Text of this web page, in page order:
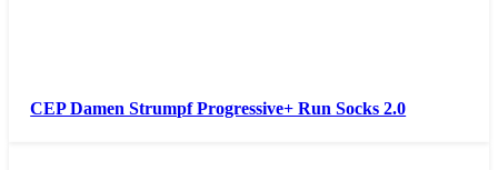
CEP Damen Strumpf Progressive+ Run Socks 2.0